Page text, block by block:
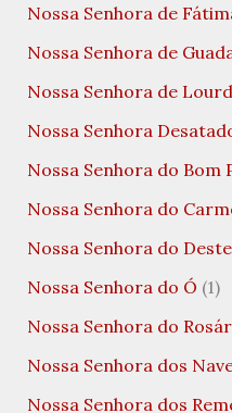
Nossa Senhora de
Nossa Senhora de
Nossa Senhora de
Nossa Senhora
Nossa Senhora do Bom
Nossa Senhora do
Nossa Senhora do
Nossa Senhora do Ó (1)
Nossa Senhora do
Nossa Senhora dos
Nossa Senhora dos